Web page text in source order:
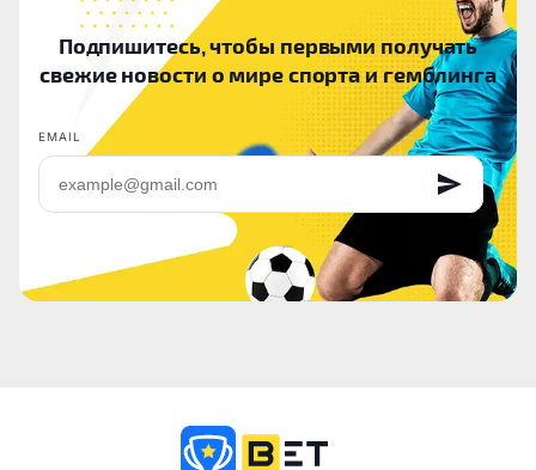
Подпишитесь, чтобы первыми получать
свежие новости о мире спорта и гемблинга
EMAIL